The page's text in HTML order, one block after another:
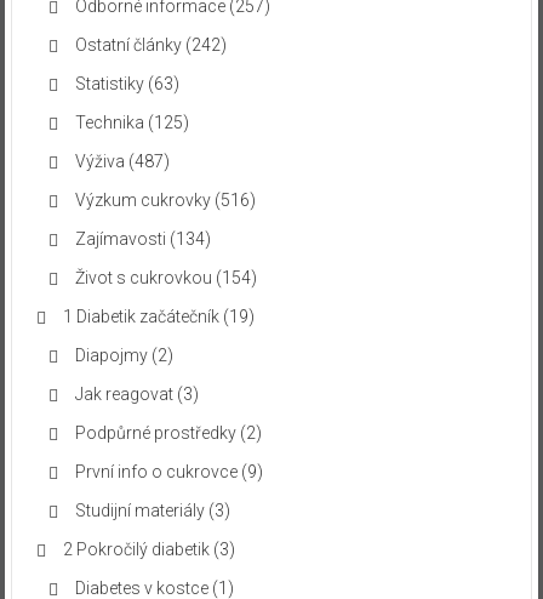
Odborné informace(257)
Ostatní články(242)
Statistiky(63)
Technika (125)
Výživa (487)
Výzkum cukrovky(516)
Zajímavosti (134)
Život s cukrovkou (154)
1 Diabetik začátečník(19)
Diapojmy(2)
Jak reagovat(3)
Podpůrné prostředky(2)
První info o cukrovce(9)
Studijní materiály(3)
2 Pokročilý diabetik(3)
Diabetes v kostce(1)